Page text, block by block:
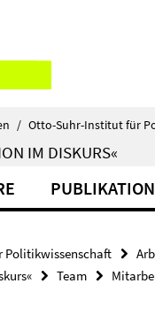
/ Otto-Suhr-Institut für
IM DISKURS«
Team